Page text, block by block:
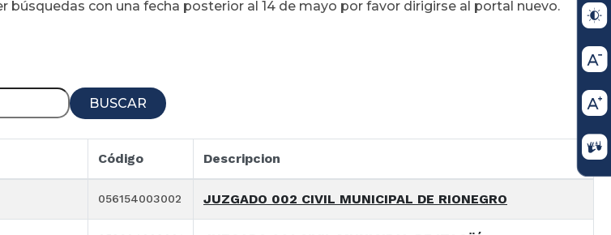
búsquedas con una fecha posterior al 14 de mayo por favor dirigirse al portal nuevo.
BUSCAR
Código Descripcion
056154003002 JUZGADO 002 CIVIL MUNICIPAL DE RIONEGRO